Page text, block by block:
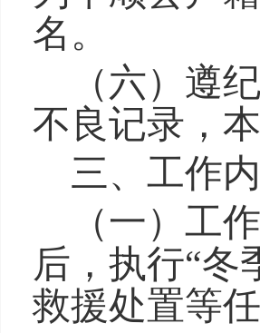
名。
（六）遵
不良记录，
三、工作
（一）工
后，执行“冬
救援处置等